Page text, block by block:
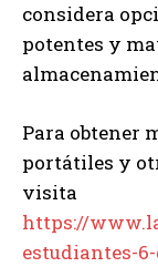
considera
potentes y
Para obtener
portátiles y
visita
https://
estudiantes-